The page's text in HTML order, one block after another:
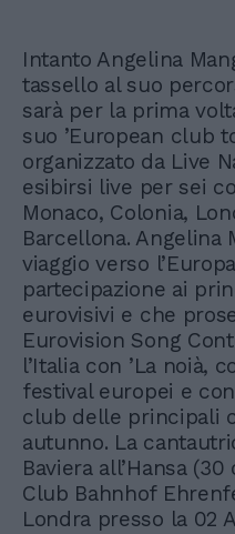
Intanto Angelina
tassello al suo
sarà per la prima
suo ’European club
organizzato da Live
esibirsi live per sei
Monaco, Colonia,
Barcellona. Angelina
viaggio verso
partecipazione ai
eurovisivi e che
Eurovision Song
l’Italia con ’La noià,
festival europei e
club delle principali
autunno. La
Baviera all’Hansa
Club Bahnhof
Londra presso la 02